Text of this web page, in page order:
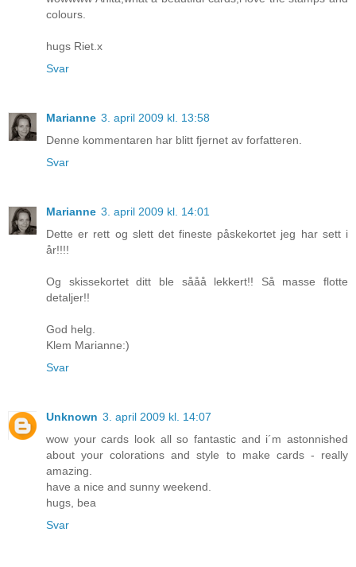
colours.
hugs Riet.x
Svar
Marianne 3. april 2009 kl. 13:58
Denne kommentaren har blitt fjernet av forfatteren.
Svar
Marianne 3. april 2009 kl. 14:01
Dette er rett og slett det fineste påskekortet jeg har sett i
år!!!!
Og skissekortet ditt ble sååå lekkert!! Så masse flotte
detaljer!!
God helg.
Klem Marianne:)
Svar
Unknown 3. april 2009 kl. 14:07
wow your cards look all so fantastic and i´m astonnished
about your colorations and style to make cards - really
amazing.
have a nice and sunny weekend.
hugs, bea
Svar